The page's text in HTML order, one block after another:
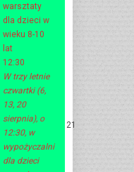
warsztaty
dla dzieci w
wieku 8-10
lat
12:30
W trzy letnie
czwartki (6,
13, 20
sierpnia), o
12:30, w
wypożyczalni
dla dzieci
21